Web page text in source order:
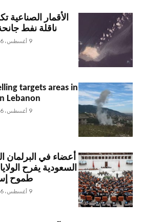
الأقمار
ناقلة نفط
9 أغسطس، 2026
targets areas in
Lebanon
9 أغسطس، 2026
أعضاء في البرلمان
السعودية يفرح
طموح
9 أغسطس، 2026